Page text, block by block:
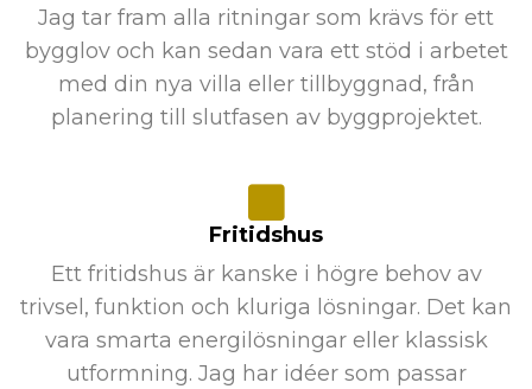
Jag tar fram alla ritningar som krävs för ett
bygglov och kan sedan vara ett stöd i arbetet
med din nya villa eller tillbyggnad, från
planering till slutfasen av byggprojektet.
Fritidshus
Ett fritidshus är kanske i högre behov av
trivsel, funktion och kluriga lösningar. Det kan
vara smarta energilösningar eller klassisk
utformning. Jag har idéer som passar